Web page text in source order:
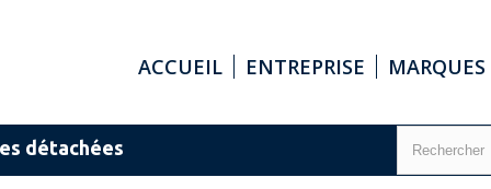
ACCUEIL ENTREPRISE MARQUES
détachées